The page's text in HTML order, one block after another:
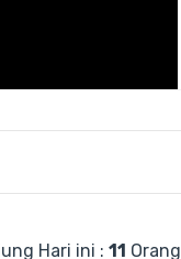
Hari ini : 11 Orang